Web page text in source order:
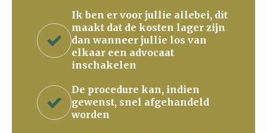
Ik ben er voor jullie allebei, dit
maakt dat de kosten lager zijn
dan wanneer jullie los van
elkaar een advocaat
inschakelen
De procedure kan, indien
gewenst, snel afgehandeld
worden